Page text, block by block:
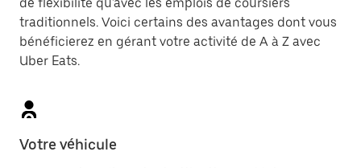
traditionnels. Voici certains des avantages dont vous
bénéficierez en gérant votre activité de A à Z avec
Uber Eats.
Votre véhicule